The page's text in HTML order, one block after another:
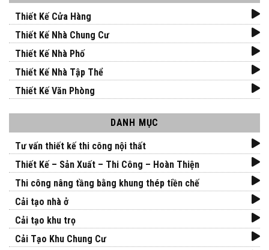
Thiết Kế Cửa Hàng
Thiết Kế Nhà Chung Cư
Thiết Kế Nhà Phố
Thiết Kế Nhà Tập Thể
Thiết Kế Văn Phòng
DANH MỤC
Tư vấn thiết kế thi công nội thất
Thiết Kế – Sản Xuất – Thi Công – Hoàn Thiện
Thi công nâng tầng bằng khung thép tiền chế
Cải tạo nhà ở
Cải tạo khu trọ
Cải Tạo Khu Chung Cư